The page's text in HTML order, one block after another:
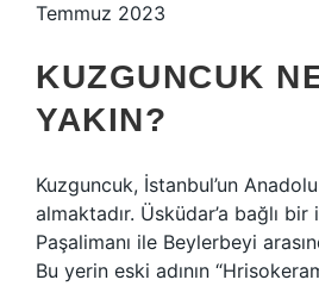
Temmuz 2023
KUZGUNCUK
YAKIN?
Kuzguncuk, İstanbul’un
almaktadır. Üsküdar’a bağlı
Paşalimanı ile Beylerbeyi
Bu yerin eski adının